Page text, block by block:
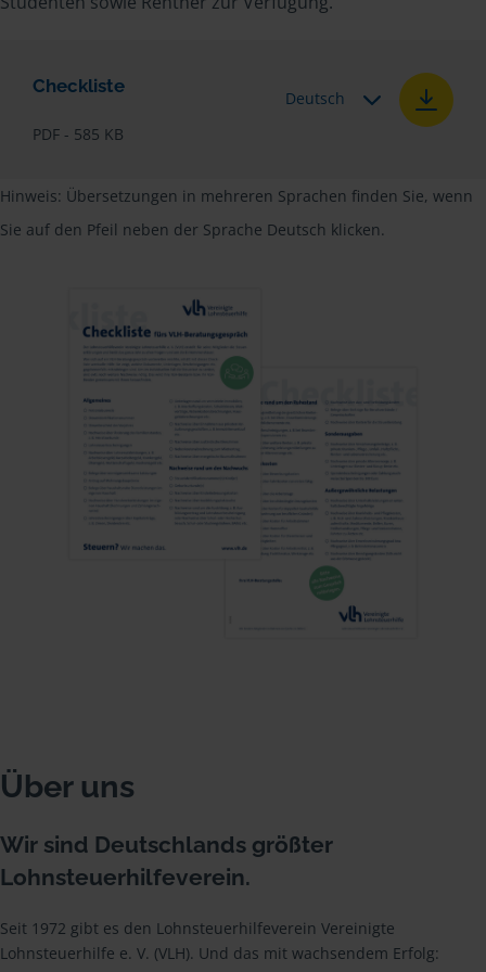
Checkliste
PDF - 585 KB
Deutsch
Hinweis: Übersetzungen in mehreren Sprachen finden Sie, wenn
Sie auf den Pfeil neben der Sprache Deutsch klicken.
Über uns
Wir sind Deutschlands größter
Lohnsteuerhilfeverein.
Seit 1972 gibt es den Lohnsteuerhilfeverein Vereinigte
Lohnsteuerhilfe e. V. (VLH). Und das mit wachsendem Erfolg: